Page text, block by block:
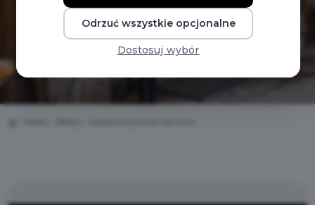
Odrzuć wszystkie opcjonalne
Dostosuj wybór